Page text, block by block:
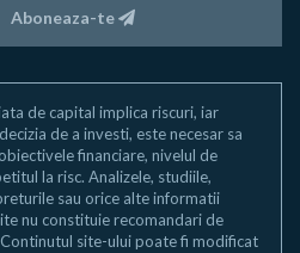
Aboneaza-te
de capital implica riscuri, iar
de a investi, este necesar sa
financiare, nivelul de
la risc. Analizele, studiile,
sau orice alte informatii
nu constituie recomandari de
site-ului poate fi modificat